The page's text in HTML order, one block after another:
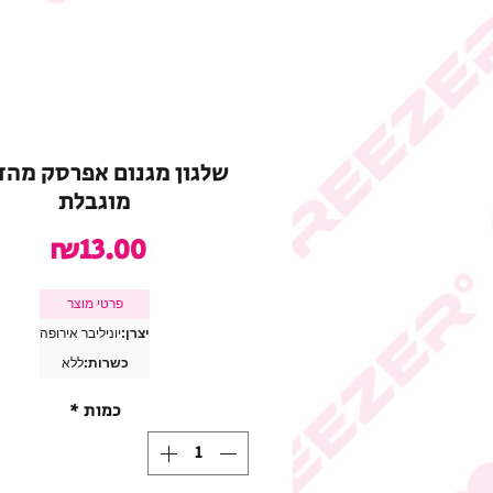
שלגון מגנום אפרסק
מוגבלת
₪13.00
פרטי מוצר
יצרן:יוניליבר אירופה
כשרות:ללא
כמות *